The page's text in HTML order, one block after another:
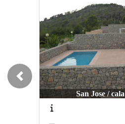
San Jose / cala carbo
Santa Eulalia del
Previous